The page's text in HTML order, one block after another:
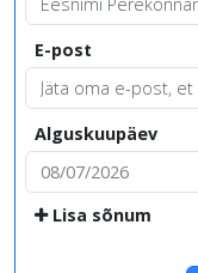
E-post
Alguskuupäev
Lisa sõnum